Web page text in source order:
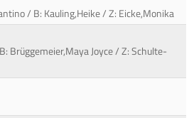
/ B: Kauling,Heike / Z: Eicke,Monika
Joyce / Z: Schulte-